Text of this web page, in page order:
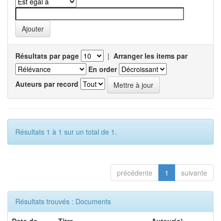
Résultats par page | Arranger les items par
En order
Auteurs par record
Résultats 1 à 1 sur un total de 1.
précédente 1 suivante
Résultats trouvés : Documents